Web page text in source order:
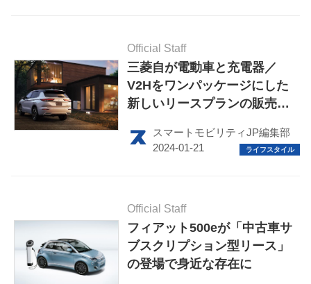
EV
電動バイク
電動キックボード
テクノロジー
このメディアについて
運営会社
Official Staff
三菱自が電動車と充電器／
V2Hをワンパッケージにした
新しいリースプランの販売を
スマートモビリティJP編集部
Official Staff
フィアット500eが「中古車サ
ブスクリプション型リース」
の登場で身近な存在に